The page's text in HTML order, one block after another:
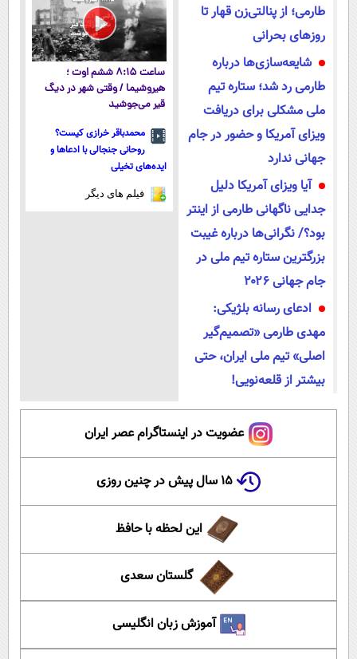
طارمی؛ از پنالتی‌زن قهار تا
روزهای بحرانی
شایعه‌سازی‌ها درباره
طارمی رد شد؛ ستاره تیم
ملی مشکلی برای دریافت
ویزای آمریکا و حضور در جام
جهانی ندارد
آیا ویزای آمریکا دلیل
جدایی ناگهانی طارمی از اینتر
بود؟/ نگرانی‌ها درباره غیبت
بزرگترین ستاره تیم ملی در
جام جهانی ۲۰۲۶
ادعای رسانه بلژیکی:
مهدی طارمی «تصمیم‌گیر
اصلی» تیم ملی ایران، حتی
بیشتر از قلعه‌نویی!
ساعت ۸:۱۵ ششم اوت ؛
هیروشیما / وقتی شهر در دیگ
قیر می‌جوشید
محمدباقر خرازی کیست؟
روحانی جنجالی با ادعاها و
ایده‌های تخیلی
فیلم های دیگر
عضویت در اینستاگرام عصر ایران
۱۵ سال پیش در چنین روزی
این لحظه با حافظ
گلستان سعدی
آموزش زبان انگلیسی